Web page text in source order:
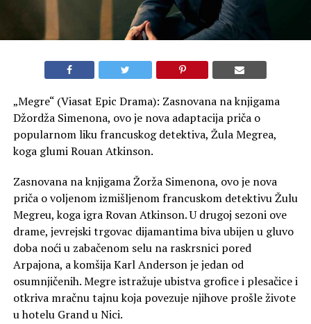
„Megre“ (Viasat Epic Drama): Zasnovana na knjigama
Džordža Simenona, ovo je nova adaptacija priča o
popularnom liku francuskog detektiva, Žula Megrea,
koga glumi Rouan Atkinson.
Zasnovana na knjigama Žorža Simenona, ovo je nova
priča o voljenom izmišljenom francuskom detektivu Žulu
Megreu, koga igra Rovan Atkinson. U drugoj sezoni ove
drame, jevrejski trgovac dijamantima biva ubijen u gluvo
doba noći u zabačenom selu na raskrsnici pored
Arpajona, a komšija Karl Anderson je jedan od
osumnjičenih. Megre istražuje ubistva grofice i plesačice i
otkriva mračnu tajnu koja povezuje njihove prošle živote
u hotelu Grand u Nici.